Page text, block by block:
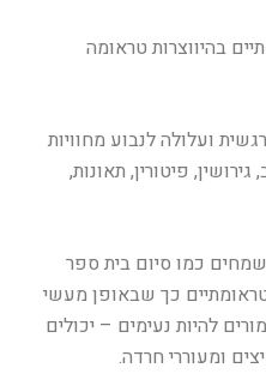
בהיווצרות טראומה
ועלולה לנבוע מחוויות
פיטורין, תאונות,
כמו סיום בית ספר
טראומתיים כך שבאופן מעשי
להיות נעימים – יכולים
ומעוררי חרדה.